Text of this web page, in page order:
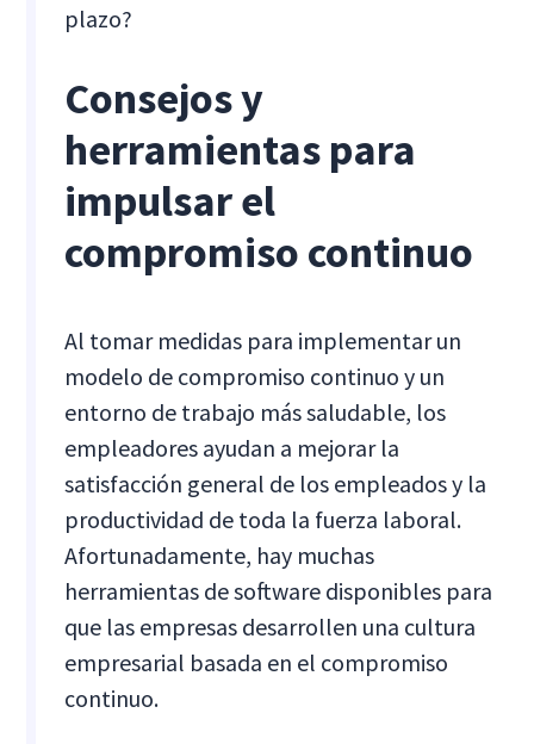
plazo?
Consejos y
herramientas para
impulsar el
compromiso continuo
Al tomar medidas para implementar un
modelo de compromiso continuo y un
entorno de trabajo más saludable, los
empleadores ayudan a mejorar la
satisfacción general de los empleados y la
productividad de toda la fuerza laboral.
Afortunadamente, hay muchas
herramientas de software disponibles para
que las empresas desarrollen una cultura
empresarial basada en el compromiso
continuo.